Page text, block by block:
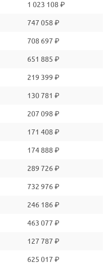
1 023 108 ₽
747 058 ₽
708 697 ₽
651 885 ₽
219 399 ₽
130 781 ₽
207 098 ₽
171 408 ₽
174 888 ₽
289 726 ₽
732 976 ₽
246 186 ₽
463 077 ₽
127 787 ₽
625 017 ₽